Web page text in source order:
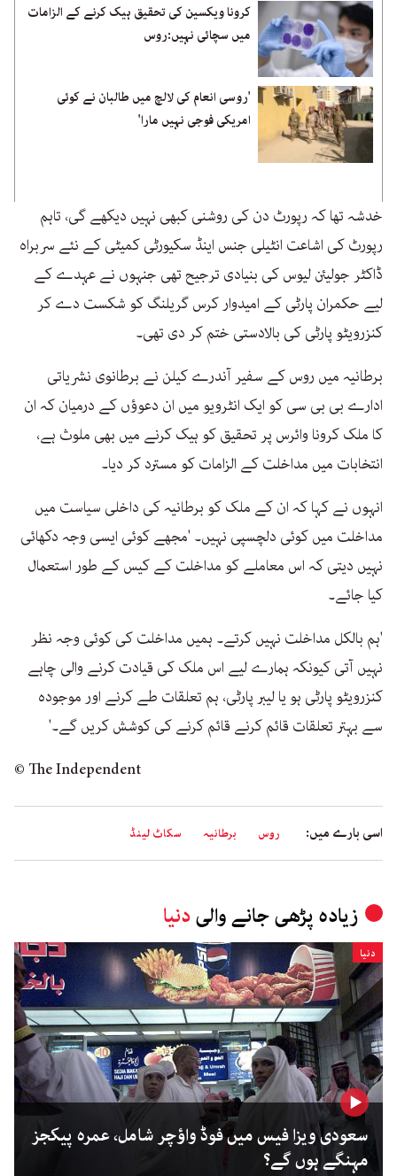
کرونا ویکسین کی تحقیق ہیک کرنے کے الزامات
میں سچائی نہیں:روس
'روسی انعام کی لالچ میں طالبان نے کوئی
امریکی فوجی نہیں مارا'
خدشہ تھا کہ رپورٹ دن کی روشنی کبھی نہیں دیکھے گی، تاہم
رپورٹ کی اشاعت انٹیلی جنس اینڈ سکیورٹی کمیٹی کے نئے سربراہ
ڈاکٹر جولیئن لیوس کی بنیادی ترجیح تھی جنہوں نے عہدے کے
لیے حکمران پارٹی کے امیدوار کرس گریلنگ کو شکست دے کر
کنزرویٹو پارٹی کی بالادستی ختم کر دی تھی۔
برطانیہ میں روس کے سفیر آندرے کیلن نے برطانوی نشریاتی
ادارے بی بی سی کو ایک انٹرویو میں ان دعوؤں کے درمیان کہ ان
کا ملک کرونا وائرس پر تحقیق کو ہیک کرنے میں بھی ملوث ہے،
انتخابات میں مداخلت کے الزامات کو مسترد کر دیا۔
انہوں نے کہا کہ ان کے ملک کو برطانیہ کی داخلی سیاست میں
مداخلت میں کوئی دلچسپی نہیں۔ 'مجھے کوئی ایسی وجہ دکھائی
نہیں دیتی کہ اس معاملے کو مداخلت کے کیس کے طور استعمال
کیا جائے۔
'ہم بالکل مداخلت نہیں کرتے۔ ہمیں مداخلت کی کوئی وجہ نظر
نہیں آتی کیونکہ ہمارے لیے اس ملک کی قیادت کرنے والی چاہے
کنزرویٹو پارٹی ہو یا لیبر پارٹی، ہم تعلقات طے کرنے اور موجودہ
سے بہتر تعلقات قائم کرنے قائم کرنے کی کوشش کریں گے۔'
© The Independent
اسی بارے میں: روس برطانیہ سکاٹ لینڈ
زیادہ پڑھی جانے والیدنیا
دنیا
سعودی ویزا فیس میں فوڈ واؤچر شامل، عمرہ پیکجز
مہنگے ہوں گے؟